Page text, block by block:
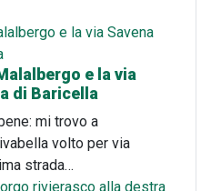
e la via
di Baricella
mi trovo a
volto per via
strada…